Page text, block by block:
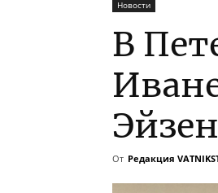
Новости
В
От Редакция